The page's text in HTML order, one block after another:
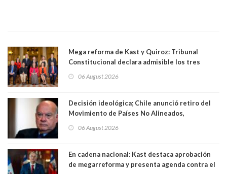
Mega reforma de Kast y Quiroz: Tribunal
Constitucional declara admisible los tres
06 August 2026
Decisión ideológica; Chile anunció retiro del
Movimiento de Países No Alineados,
1971. Excanciller Insulza lamentó decisión
06 August 2026
En cadena nacional: Kast destaca aprobación
de megarreforma y presenta agenda contra el